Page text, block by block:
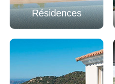
Résidences